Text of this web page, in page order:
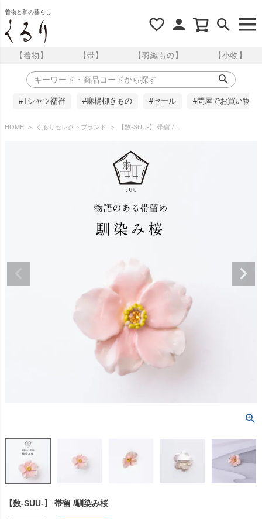
着物と和の暮らし
【着物】 【帯】 【羽織もの】 【小物】
#Tシャツ襦袢 #麻楊柳きもの #セール #問屋でお買い物
HOME くるりセレクトブランド 【数-SUU-】 帯留 /馴染み桜
【数-SUU-】 帯留 /馴染み桜